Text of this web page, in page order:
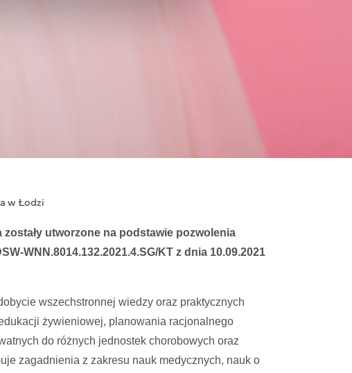
w Łodzi
utworzone na podstawie pozwolenia
WNN.8014.132.2021.4.SG/KT z dnia 10.09.2021
wszechstronnej wiedzy oraz praktycznych
żywieniowej, planowania racjonalnego
do różnych jednostek chorobowych oraz
zagadnienia z zakresu nauk medycznych, nauk o